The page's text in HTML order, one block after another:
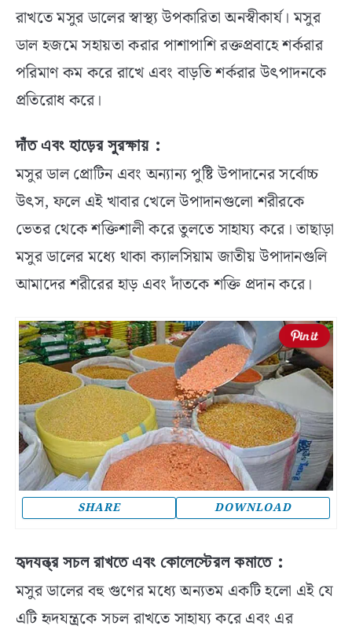
রাখতে মসুর ডালের স্বাস্থ্য উপকারিতা অনস্বীকার্য। মসুর
ডাল হজমে সহায়তা করার পাশাপাশি রক্তপ্রবাহে শর্করার
পরিমাণ কম করে রাখে এবং বাড়তি শর্করার উৎপাদনকে
প্রতিরোধ করে।
দাঁত এবং হাড়ের সুরক্ষায় :
মসুর ডাল প্রোটিন এবং অন্যান্য পুষ্টি উপাদানের সর্বোচ্চ
উৎস, ফলে এই খাবার খেলে উপাদানগুলো শরীরকে
ভেতর থেকে শক্তিশালী করে তুলতে সাহায্য করে। তাছাড়া
মসুর ডালের মধ্যে থাকা ক্যালসিয়াম জাতীয় উপাদানগুলি
আমাদের শরীরের হাড় এবং দাঁতকে শক্তি প্রদান করে।
SHARE DOWNLOAD
হৃদযন্ত্র সচল রাখতে এবং কোলেস্টেরল কমাতে:
মসুর ডালের বহু গুণের মধ্যে অন্যতম একটি হলো এই যে
এটি হৃদযন্ত্রকে সচল রাখতে সাহায্য করে এবং এর